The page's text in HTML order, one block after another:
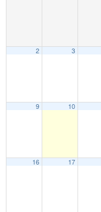
2 3
9 10
16 17